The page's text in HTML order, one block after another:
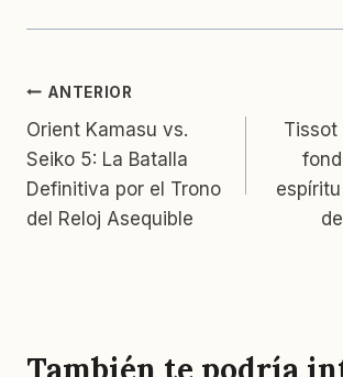
Navegación
de
entradas
ANTERIOR
Orient Kamasu vs.
Seiko 5: La Batalla
Definitiva por el Trono
del Reloj Asequible
Tissot